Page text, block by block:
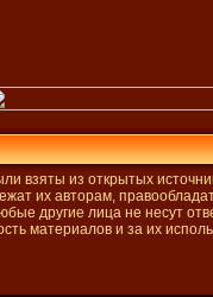
взяты из открытых
их авторам,
другие лица не несут
материалов и за их